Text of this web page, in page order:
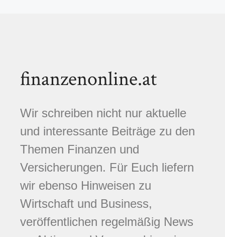
finanzenonline.at
Wir schreiben nicht nur aktuelle
und interessante Beiträge zu den
Themen Finanzen und
Versicherungen. Für Euch liefern
wir ebenso Hinweisen zu
Wirtschaft und Business,
veröffentlichen regelmäßig News